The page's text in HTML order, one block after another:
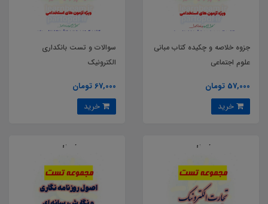
جزوه خلاصه و چکیده کتاب مبانی
علوم اجتماعی
57,000 تومان
سوالات و تست بانکداری
الکترونیک
67,000 تومان